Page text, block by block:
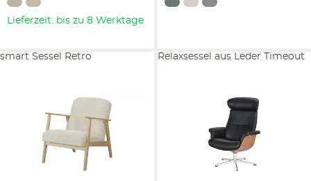
Lieferzeit: bis zu 8 Werktage
smart Sessel Retro Relaxsessel aus Leder Timeout